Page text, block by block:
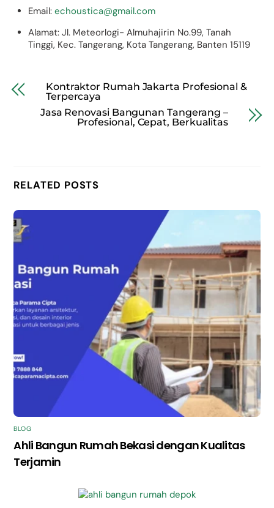
Email:echoustica@gmail.com
Alamat: Jl. Meteorlogi- Almuhajirin No.99, Tanah
Tinggi, Kec. Tangerang, Kota Tangerang, Banten 15119
Kontraktor Rumah Jakarta Profesional &
Terpercaya
Jasa Renovasi Bangunan Tangerang –
Profesional, Cepat, Berkualitas
RELATED POSTS
BLOG
Ahli Bangun Rumah Bekasi dengan Kualitas
Terjamin